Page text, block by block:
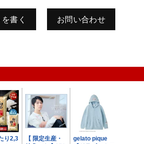
書く お問い合わせ
ません。
必ず日本語を含めてください（スパム対策）。